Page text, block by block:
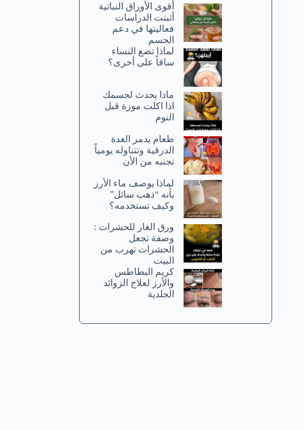
أقوى الأوراق النباتية
أثبتت الدراسات
فعاليتها في دعم
الجسم
لماذا تضع النساء
ساقاً على أخرى؟
ماذا يحدث لجسمك
اذا اكلت موزة قبل
النوم
طعام يدمر الغدة
الدرقية وتتناوله يومياً
تجنبه من الأن
لماذا يوصف ماء الأرز
بأنه “ذهب سائل”
وكيف تستخدمه؟
ورق الغار للحشرات :
وصفة تجعل
الحشرات تهرب من
البيت
كريم البطاطس
والأرز لعلاج الزوائد
الجلدية